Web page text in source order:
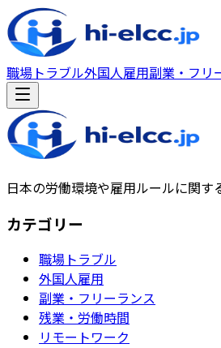
職場トラブル外国人雇用副業・フリ
日本の労働環境や雇用ルールに関す
カテゴリー
職場トラブル
外国人雇用
副業・フリーランス
残業・労働時間
リモートワーク